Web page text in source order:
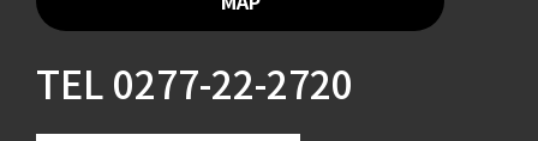
TEL0277-22-2720